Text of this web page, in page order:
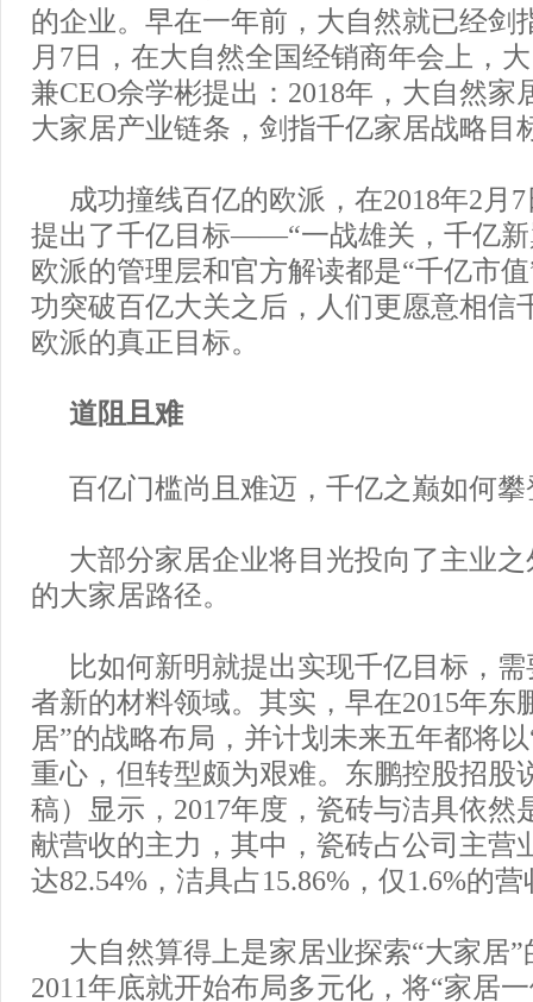
的企业。早在一年前，大自然就已经剑
月7日，在大自然全国经销商年会上，
兼CEO佘学彬提出：2018年，大自然家
大家居产业链条，剑指千亿家居战略目
成功撞线百亿的欧派，在2018年2月
提出了千亿目标——“一战雄关，千亿新
欧派的管理层和官方解读都是“千亿市
功突破百亿大关之后，人们更愿意相信
欧派的真正目标。
道阻且难
百亿门槛尚且难迈，千亿之巅如何
大部分家居企业将目光投向了主业
的大家居路径。
比如何新明就提出实现千亿目标，
者新的材料领域。其实，早在2015年东
居”的战略布局，并计划未来五年都将
重心，但转型颇为艰难。东鹏控股招股
稿）显示，2017年度，瓷砖与洁具依然
献营收的主力，其中，瓷砖占公司主营
达82.54%，洁具占15.86%，仅1.6%的
大自然算得上是家居业探索“大家居
2011年底就开始布局多元化，将“家居